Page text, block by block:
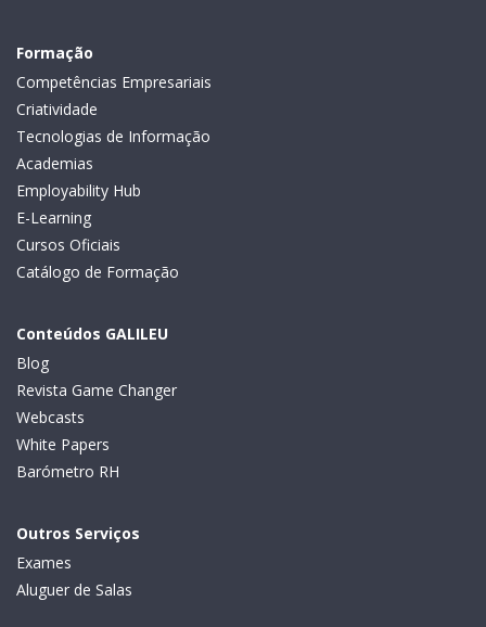
Formação
Competências Empresariais
Criatividade
Tecnologias de Informação
Academias
Employability Hub
E-Learning
Cursos Oficiais
Catálogo de Formação
Conteúdos GALILEU
Blog
Revista Game Changer
Webcasts
White Papers
Barómetro RH
Outros Serviços
Exames
Aluguer de Salas